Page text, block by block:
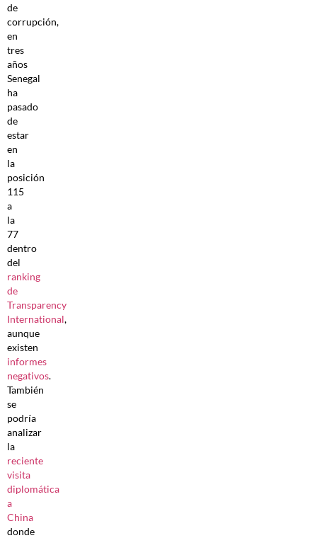
de
corrupción,
en
tres
años
Senegal
ha
pasado
de
estar
en
la
posición
115
a
la
77
dentro
del
ranking
de
Transparency
International,
aunque
existen
informes
negativos.
También
se
podría
analizar
la
reciente
visita
diplomática
a
China
donde